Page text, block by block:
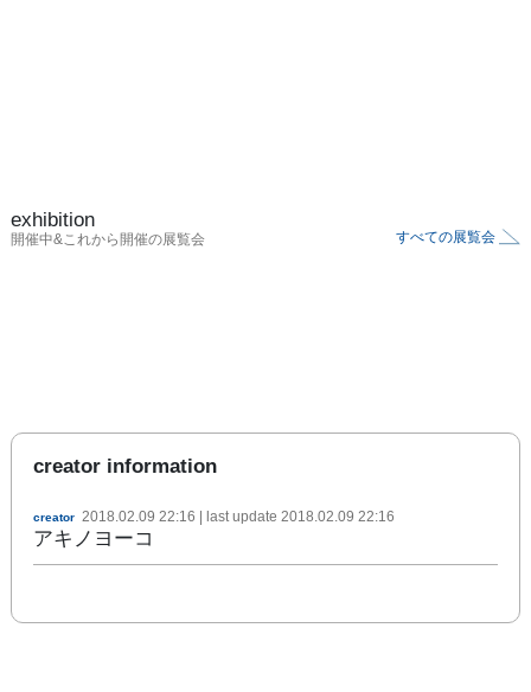
exhibition
開催中&これから開催の展覧会 すべての展覧会
creator information
creator 2018.02.09 22:16 | last update 2018.02.09 22:16
アキノヨーコ